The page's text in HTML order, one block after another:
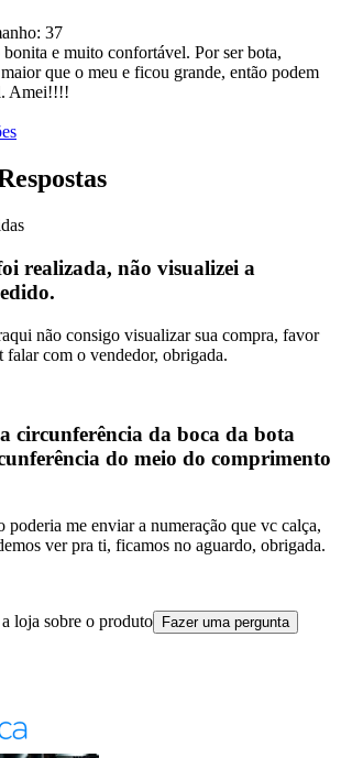
37
e muito confortável. Por ser bota,
que o meu e ficou grande, então podem
Amei!!!!
realizada, não visualizei a
não consigo visualizar sua compra, favor
falar com o vendedor, obrigada.
circunferência da boca da bota
do meio do comprimento
poderia me enviar a numeração que vc calça,
ver pra ti, ficamos no aguardo, obrigada.
loja sobre o produto Fazer uma pergunta